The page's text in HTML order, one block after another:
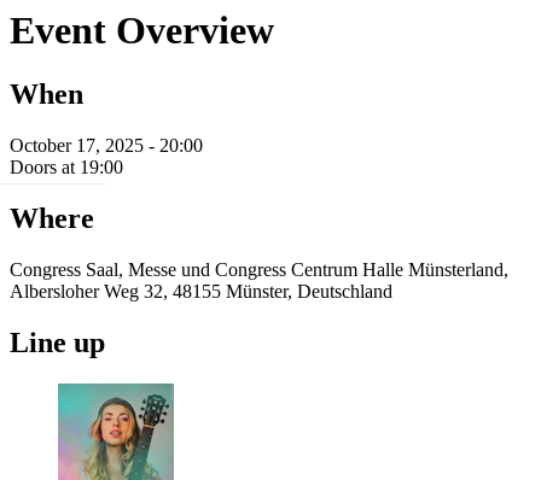
Event Overview
When
October 17, 2025 - 20:00
Doors at 19:00
Where
Congress Saal, Messe und Congress Centrum Halle Münsterland,
Albersloher Weg 32, 48155 Münster, Deutschland
Line up